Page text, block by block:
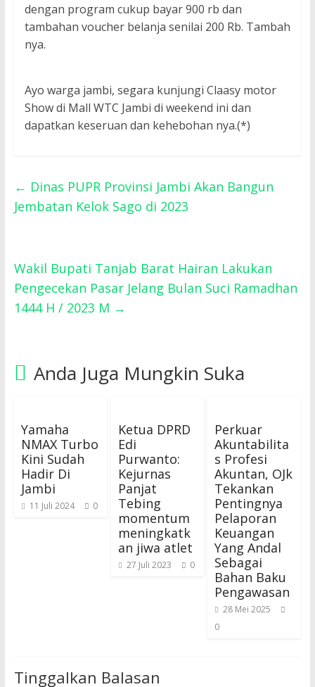
dengan program cukup bayar 900 rb dan
tambahan voucher belanja senilai 200 Rb. Tambah
nya.
Ayo warga jambi, segara kunjungi Claasy motor
Show di Mall WTC Jambi di weekend ini dan
dapatkan keseruan dan kehebohan nya.(*)
← Dinas PUPR Provinsi Jambi Akan Bangun
Jembatan Kelok Sago di 2023
Wakil Bupati Tanjab Barat Hairan Lakukan
Pengecekan Pasar Jelang Bulan Suci Ramadhan
1444 H / 2023 M →
Anda Juga Mungkin Suka
Yamaha
NMAX Turbo
Kini Sudah
Hadir Di
Jambi
11 Juli 2024 0
Ketua DPRD
Edi
Purwanto:
Kejurnas
Panjat
Tebing
momentum
meningkatk
an jiwa atlet
27 Juli 2023 0
Perkuar
Akuntabilita
s Profesi
Akuntan, OJk
Tekankan
Pentingnya
Pelaporan
Keuangan
Yang Andal
Sebagai
Bahan Baku
Pengawasan
28 Mei 2025
0
Tinggalkan Balasan